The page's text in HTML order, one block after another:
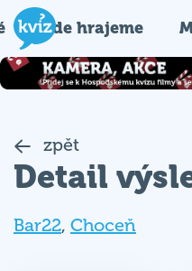
Kde hrajeme
zpět
Detail
Bar22, Choceň